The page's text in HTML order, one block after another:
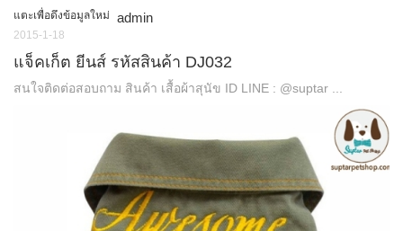
แตะเพื่อดึงข้อมูลใหม่ admin
2015-1-18
แจ็คเก็ต ยีนส์ รหัสสินค้า DJ032
สนใจติดต่อสอบถาม สินค้า เสื้อผ้าสุนัข ID LINE : @suptar ...